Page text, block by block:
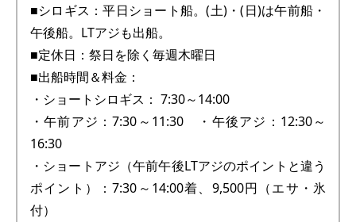
■シロギス：平日ショート船。(土)・(日)は午前船・
午後船。LTアジも出船。
■定休日：祭日を除く毎週木曜日
■出船時間＆料金：
・ショートシロギス： 7:30～14:00
・午前アジ：7:30～11:30 ・午後アジ：12:30～
16:30
・ショートアジ（午前午後LTアジのポイントと違う
ポイント）：7:30～14:00着、9,500円（エサ・氷
付）